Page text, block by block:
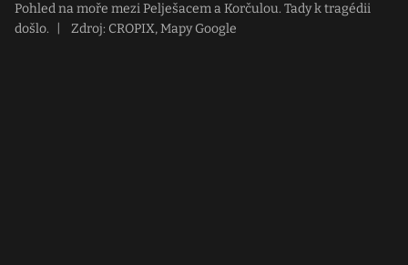
Pohled na moře mezi Pelješacem a Korčulou. Tady k tragédii
došlo.
Zdroj: CROPIX, Mapy Google